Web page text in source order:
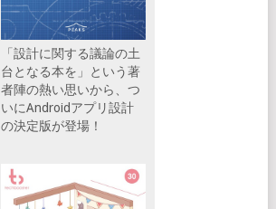
「設計に関する議論の土
台となる本を」という著
者陣の熱い思いから、つ
いにAndroidアプリ設計
の決定版が登場！